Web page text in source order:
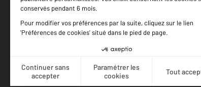
Votre agence est notée
Achat